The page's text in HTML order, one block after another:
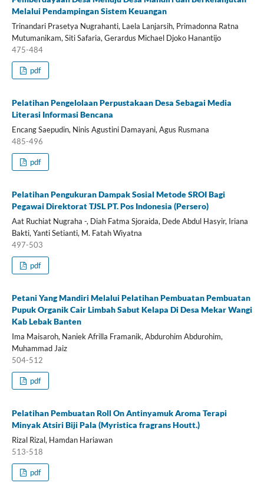
Melalui Pendampingan Sistem Keuangan
Trinandari Prasetya Nugrahanti, Laela Lanjarsih, Primadonna Ratna
Mutumanikam, Siti Safaria, Gerardus Michael Djoko Hanantijo
475-484
pdf
Pelatihan Pengelolaan Perpustakaan Desa Sebagai Media
Literasi Informasi Bencana
Encang Saepudin, Ninis Agustini Damayani, Agus Rusmana
485-496
pdf
Pelatihan Pengukuran Dampak Sosial Metode SROI Bagi
Pegawai Direktorat TJSL PT. Pos Indonesia (Persero)
Aat Ruchiat Nugraha -, Diah Fatma Sjoraida, Dede Abdul Hasyir, Iriana
Bakti, Yanti Setianti, M. Fatah Wiyatna
497-503
pdf
Petani Yang Mandiri Melalui Pelatihan Pembuatan Pembuatan
Pupuk Organik Cair Limbah Sabut Kelapa Di Desa Mekar Wangi
Kab Lebak Banten
Ima Maisaroh, Naniek Afrilla Framanik, Abdurohim Abdurohim,
Muhammad Jaiz
504-512
pdf
Pelatihan Pembuatan Roll On Antinyamuk Aroma Terapi
Minyak Atsiri Biji Pala (Myristica fragrans Houtt.)
Rizal Rizal, Hamdan Hariawan
513-518
pdf